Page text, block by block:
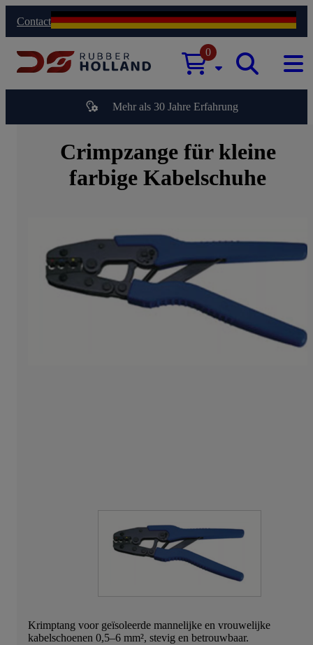
Contact
0
Mehr als 30 Jahre Erfahrung
Crimpzange für kleine
farbige Kabelschuhe
Krimptang voor geïsoleerde mannelijke en vrouwelijke
kabelschoenen 0,5–6 mm², stevig en betrouwbaar.